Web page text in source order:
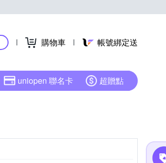
購物車 帳號綁定送
uniopen 聯名卡 超贈點